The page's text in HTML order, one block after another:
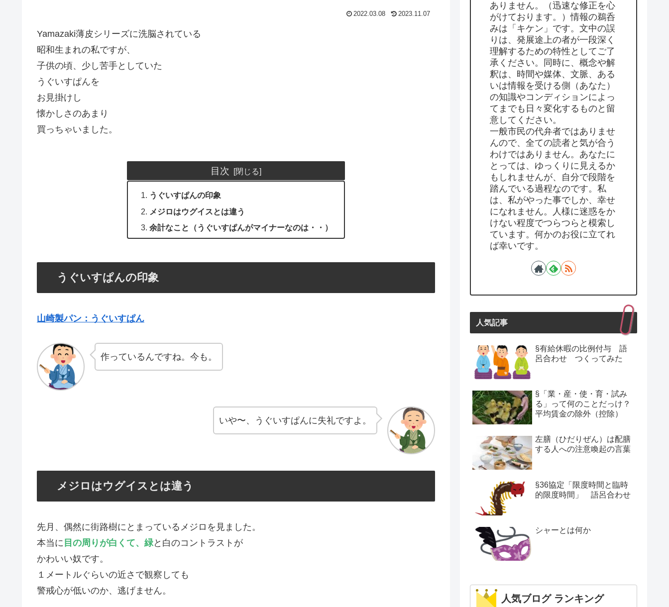
2022.03.08 2023.11.07
Yamazaki薄皮シリーズに洗脳されている
昭和生まれの私ですが、
子供の頃、少し苦手としていた
うぐいすぱんを
お見掛けし
懐かしさのあまり
買っちゃいました。
目次
うぐいすぱんの印象
メジロはウグイスとは違う
余計なこと（うぐいすぱんがマイナーなのは・・）
うぐいすぱんの印象
山崎製パン：うぐいすぱん
作っているんですね。今も。
いや〜、うぐいすぱんに失礼ですよ。
メジロはウグイスとは違う
先月、偶然に街路樹にとまっているメジロを見ました。
本当に 目の周りが白くて、緑と白のコントラストが
かわいい奴です。
１メートルぐらいの近さで観察しても
警戒心が低いのか、逃げません。
ありません。（迅速な修正を心
がけております。）情報の鵜呑
みは「キケン」です。文中の誤
りは、発展途上の者が一段深く
理解するための特性としてご了
承ください。同時に、概念や解
釈は、時間や媒体、文脈、ある
いは情報を受ける側（あなた）
の知識やコンディションによっ
てまでも日々変化するものと留
意してください。
一般市民の代弁者ではありませ
んので、全ての読者と気が合う
わけではありません。あなたに
とっては、ゆっくりに見えるか
もしれませんが、自分で段階を
踏んでいる過程なのです。私
は、私がやった事でしか、幸せ
になれません。人様に迷惑をか
けない程度でつらつらと模索し
ています。何かのお役に立てれ
ば幸いです。
人気記事
§有給休暇の比例付与 語
呂合わせ つくってみた
§「業・産・使・育・試み
る」って何のことだっけ？
平均賃金の除外（控除）
左膳（ひだりぜん）は配膳
する人への注意喚起の言葉
§36協定「限度時間と臨時
的限度時間」 語呂合わせ
シャーとは何か
人気ブログ ランキング